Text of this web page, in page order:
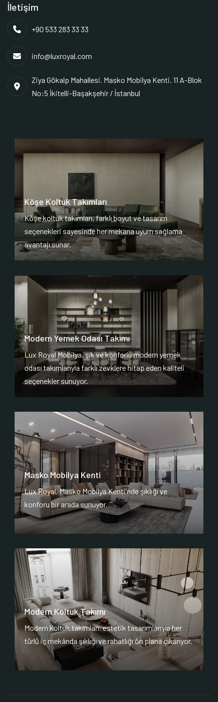
İletişim
+90 533 283 33 33
info@luxroyal.com
Ziya Gökalp Mahallesi. Masko Mobilya Kenti. 11 A-Blok
No:5 İkitelli-Başakşehir / İstanbul
Köşe Koltuk Takımları
Köşe koltuk takımları, farklı boyut ve tasarım
seçenekleri sayesinde her mekana uyum sağlama
avantajı sunar.
Modern Yemek Odası Takımı
Lux Royal Mobilya, şık ve konforlu modern yemek
odası takımlarıyla farklı zevklere hitap eden kaliteli
seçenekler sunuyor.
Masko Mobilya Kenti
Lux Royal, Masko Mobilya Kenti'nde şıklığı ve
konforu bir arada sunuyor.
Modern Koltuk Takımı
Modern koltuk takımları, estetik tasarımlarıyla her
türlü iç mekânda şıklığı ve rahatlığı ön plana çıkarıyor.